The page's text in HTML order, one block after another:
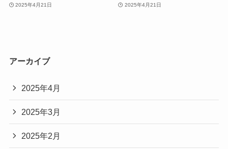
2025年4月21日 2025年4月21日
アーカイブ
2025年4月
2025年3月
2025年2月